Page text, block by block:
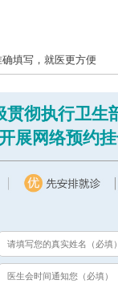
确填写，就医更方便
贯彻执行卫生
展网络预约